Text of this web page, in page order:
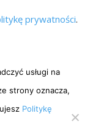
prywatności.
usługi na
strony oznacza,
Politykę